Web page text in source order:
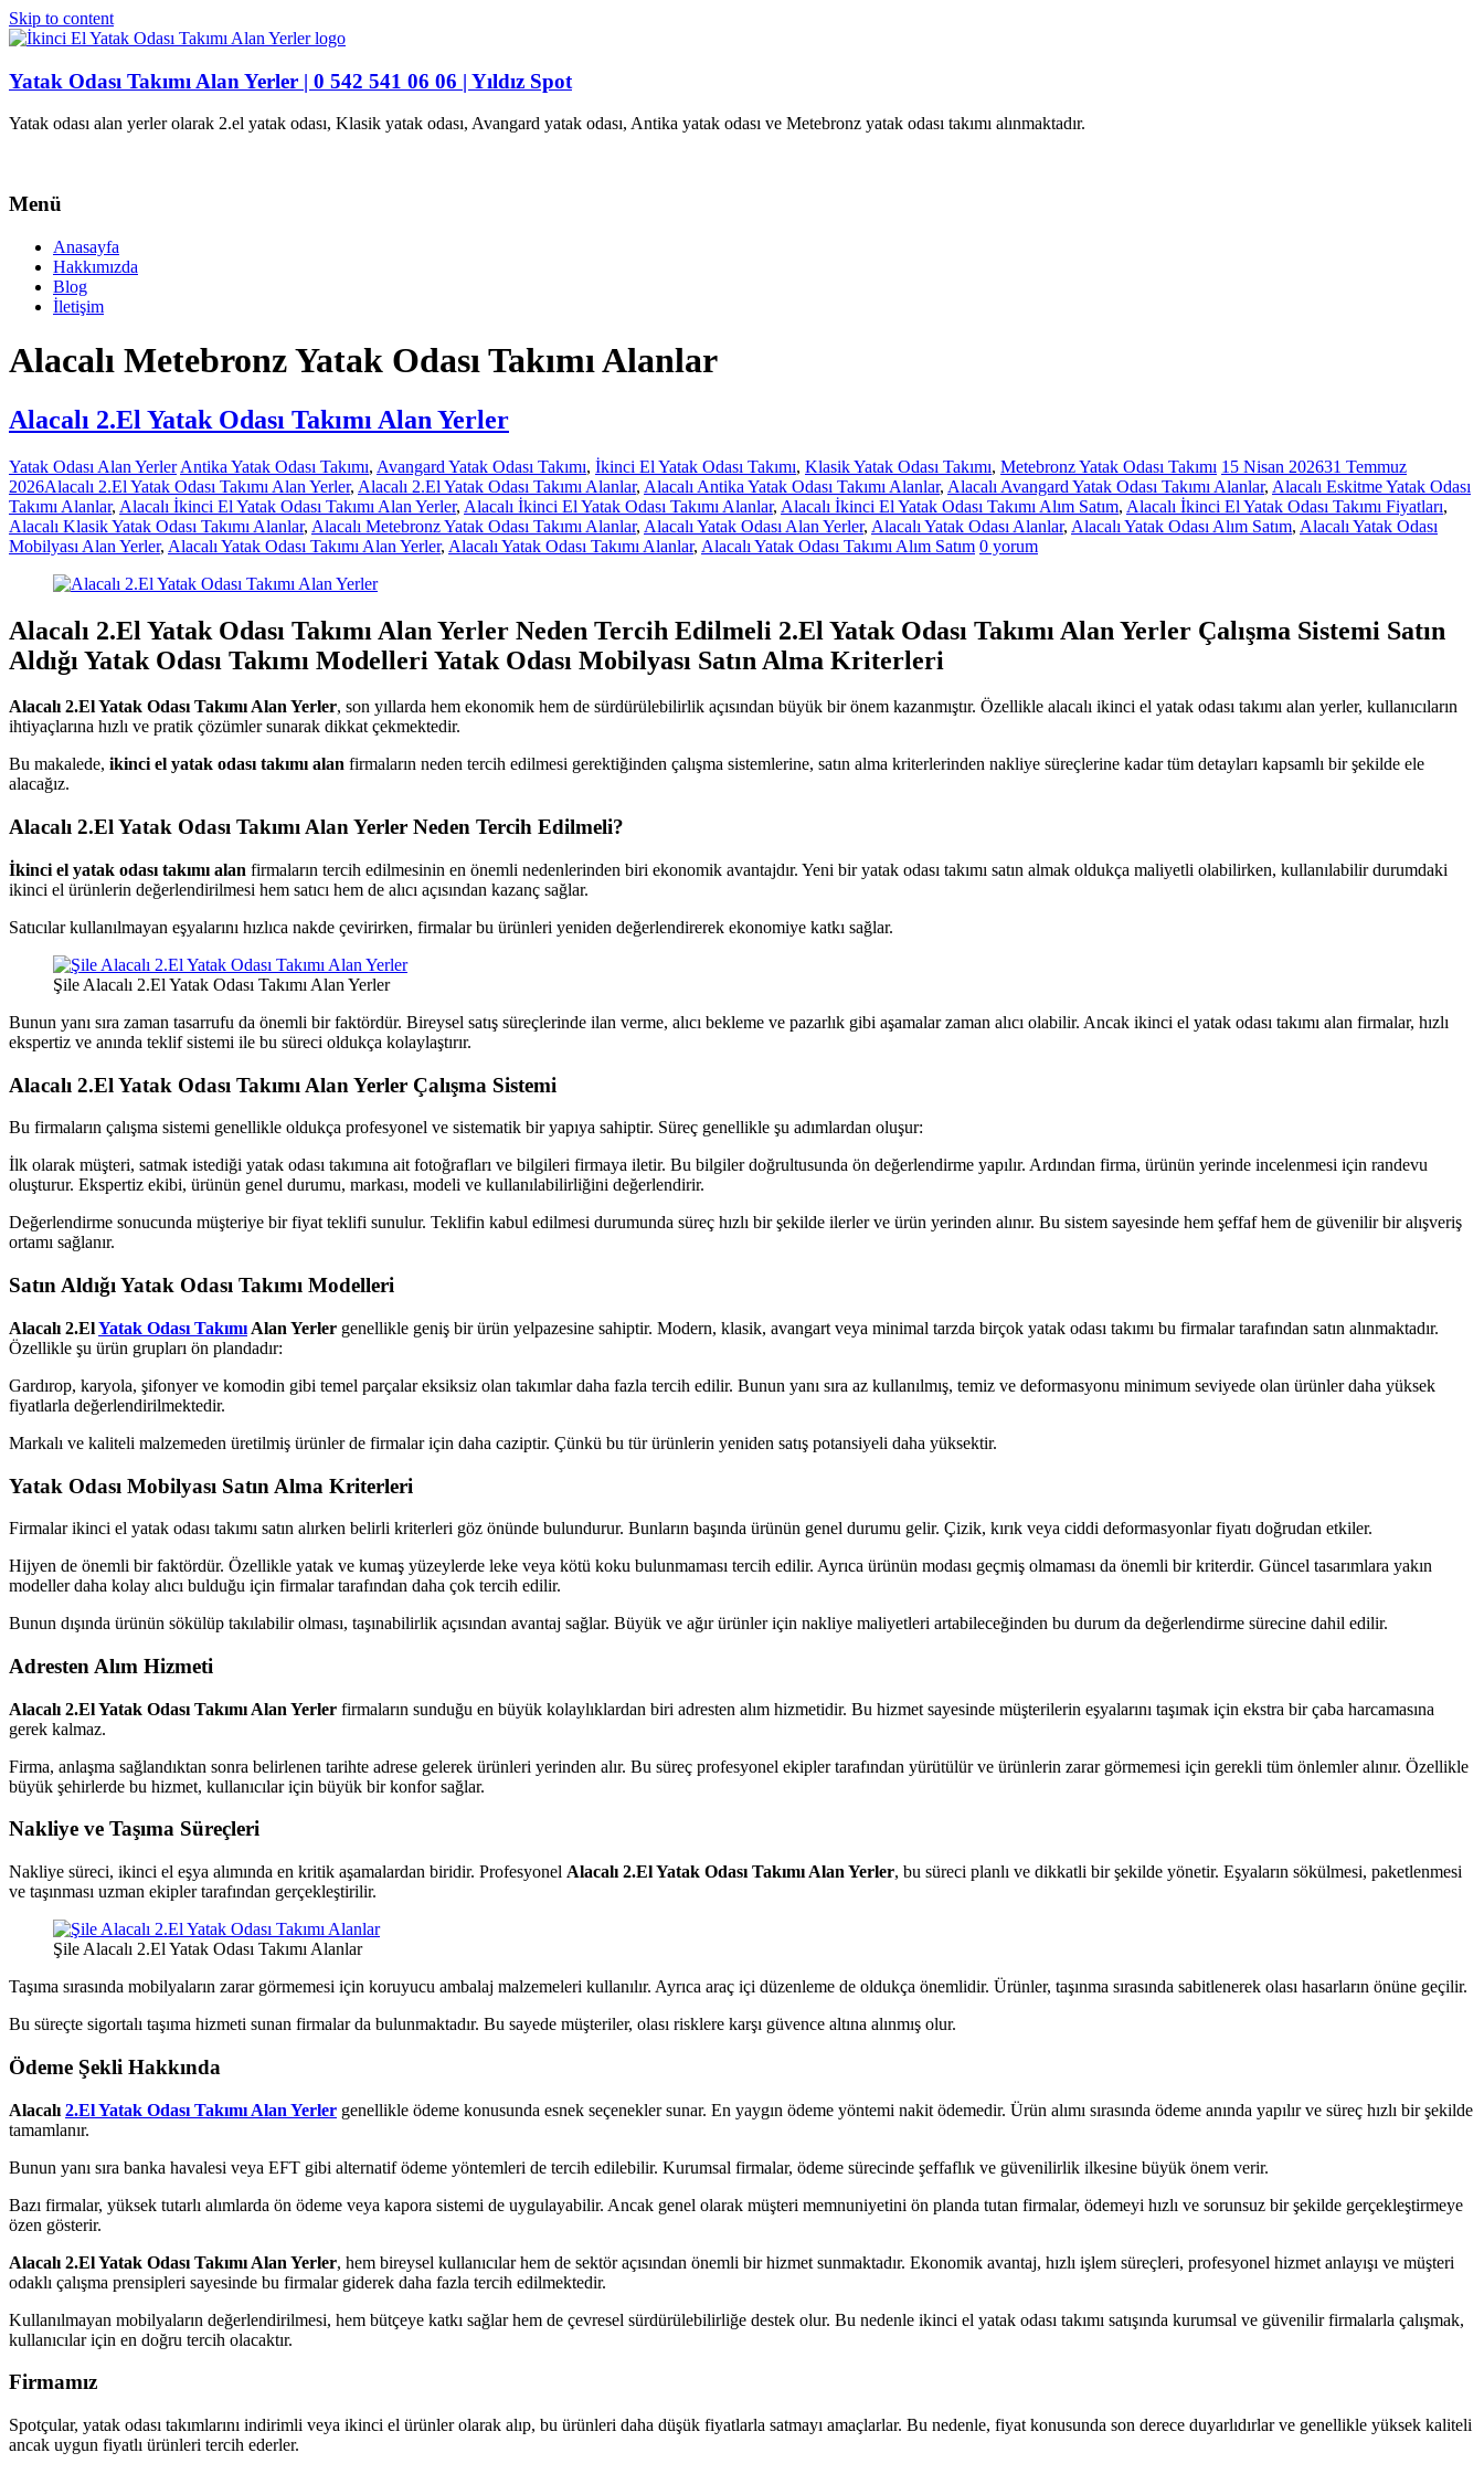
Skip to content
Yatak Odası Takımı Alan Yerler | 0 542 541 06 06 | Yıldız Spot
Yatak odası alan yerler olarak 2.el yatak odası, Klasik yatak odası, Avangard yatak odası, Antika yatak odası ve Metebronz yatak odası takımı alınmaktadır.
Menü
Anasayfa
Hakkımızda
Blog
İletişim
Alacalı Metebronz Yatak Odası Takımı Alanlar
Alacalı 2.El Yatak Odası Takımı Alan Yerler
Yatak Odası Alan Yerler Antika Yatak Odası Takımı, Avangard Yatak Odası Takımı, İkinci El Yatak Odası Takımı, Klasik Yatak Odası Takımı, Metebronz Yatak Odası Takımı 15 Nisan 202631 Temmuz
2026Alacalı 2.El Yatak Odası Takımı Alan Yerler, Alacalı 2.El Yatak Odası Takımı Alanlar, Alacalı Antika Yatak Odası Takımı Alanlar, Alacalı Avangard Yatak Odası Takımı Alanlar, Alacalı Eskitme Yatak Odası
Takımı Alanlar, Alacalı İkinci El Yatak Odası Takımı Alan Yerler, Alacalı İkinci El Yatak Odası Takımı Alanlar, Alacalı İkinci El Yatak Odası Takımı Alım Satım, Alacalı İkinci El Yatak Odası Takımı Fiyatları,
Alacalı Klasik Yatak Odası Takımı Alanlar, Alacalı Metebronz Yatak Odası Takımı Alanlar, Alacalı Yatak Odası Alan Yerler, Alacalı Yatak Odası Alanlar, Alacalı Yatak Odası Alım Satım, Alacalı Yatak Odası
Mobilyası Alan Yerler, Alacalı Yatak Odası Takımı Alan Yerler, Alacalı Yatak Odası Takımı Alanlar, Alacalı Yatak Odası Takımı Alım Satım 0 yorum
Alacalı 2.El Yatak Odası Takımı Alan Yerler Neden Tercih Edilmeli 2.El Yatak Odası Takımı Alan Yerler Çalışma Sistemi Satın
Aldığı Yatak Odası Takımı Modelleri Yatak Odası Mobilyası Satın Alma Kriterleri
Alacalı 2.El Yatak Odası Takımı Alan Yerler, son yıllarda hem ekonomik hem de sürdürülebilirlik açısından büyük bir önem kazanmıştır. Özellikle alacalı ikinci el yatak odası takımı alan yerler, kullanıcıların
ihtiyaçlarına hızlı ve pratik çözümler sunarak dikkat çekmektedir.
Bu makalede, ikinci el yatak odası takımı alan firmaların neden tercih edilmesi gerektiğinden çalışma sistemlerine, satın alma kriterlerinden nakliye süreçlerine kadar tüm detayları kapsamlı bir şekilde ele
alacağız.
Alacalı 2.El Yatak Odası Takımı Alan Yerler Neden Tercih Edilmeli?
İkinci el yatak odası takımı alan firmaların tercih edilmesinin en önemli nedenlerinden biri ekonomik avantajdır. Yeni bir yatak odası takımı satın almak oldukça maliyetli olabilirken, kullanılabilir durumdaki
ikinci el ürünlerin değerlendirilmesi hem satıcı hem de alıcı açısından kazanç sağlar.
Satıcılar kullanılmayan eşyalarını hızlıca nakde çevirirken, firmalar bu ürünleri yeniden değerlendirerek ekonomiye katkı sağlar.
Şile Alacalı 2.El Yatak Odası Takımı Alan Yerler
Bunun yanı sıra zaman tasarrufu da önemli bir faktördür. Bireysel satış süreçlerinde ilan verme, alıcı bekleme ve pazarlık gibi aşamalar zaman alıcı olabilir. Ancak ikinci el yatak odası takımı alan firmalar, hızlı
ekspertiz ve anında teklif sistemi ile bu süreci oldukça kolaylaştırır.
Alacalı 2.El Yatak Odası Takımı Alan Yerler Çalışma Sistemi
Bu firmaların çalışma sistemi genellikle oldukça profesyonel ve sistematik bir yapıya sahiptir. Süreç genellikle şu adımlardan oluşur:
İlk olarak müşteri, satmak istediği yatak odası takımına ait fotoğrafları ve bilgileri firmaya iletir. Bu bilgiler doğrultusunda ön değerlendirme yapılır. Ardından firma, ürünün yerinde incelenmesi için randevu
oluşturur. Ekspertiz ekibi, ürünün genel durumu, markası, modeli ve kullanılabilirliğini değerlendirir.
Değerlendirme sonucunda müşteriye bir fiyat teklifi sunulur. Teklifin kabul edilmesi durumunda süreç hızlı bir şekilde ilerler ve ürün yerinden alınır. Bu sistem sayesinde hem şeffaf hem de güvenilir bir alışveriş
ortamı sağlanır.
Satın Aldığı Yatak Odası Takımı Modelleri
Alacalı 2.ElYatak Odası Takımı Alan Yerler genellikle geniş bir ürün yelpazesine sahiptir. Modern, klasik, avangart veya minimal tarzda birçok yatak odası takımı bu firmalar tarafından satın alınmaktadır.
Özellikle şu ürün grupları ön plandadır:
Gardırop, karyola, şifonyer ve komodin gibi temel parçalar eksiksiz olan takımlar daha fazla tercih edilir. Bunun yanı sıra az kullanılmış, temiz ve deformasyonu minimum seviyede olan ürünler daha yüksek
fiyatlarla değerlendirilmektedir.
Markalı ve kaliteli malzemeden üretilmiş ürünler de firmalar için daha caziptir. Çünkü bu tür ürünlerin yeniden satış potansiyeli daha yüksektir.
Yatak Odası Mobilyası Satın Alma Kriterleri
Firmalar ikinci el yatak odası takımı satın alırken belirli kriterleri göz önünde bulundurur. Bunların başında ürünün genel durumu gelir. Çizik, kırık veya ciddi deformasyonlar fiyatı doğrudan etkiler.
Hijyen de önemli bir faktördür. Özellikle yatak ve kumaş yüzeylerde leke veya kötü koku bulunmaması tercih edilir. Ayrıca ürünün modası geçmiş olmaması da önemli bir kriterdir. Güncel tasarımlara yakın
modeller daha kolay alıcı bulduğu için firmalar tarafından daha çok tercih edilir.
Bunun dışında ürünün sökülüp takılabilir olması, taşınabilirlik açısından avantaj sağlar. Büyük ve ağır ürünler için nakliye maliyetleri artabileceğinden bu durum da değerlendirme sürecine dahil edilir.
Adresten Alım Hizmeti
Alacalı 2.El Yatak Odası Takımı Alan Yerler firmaların sunduğu en büyük kolaylıklardan biri adresten alım hizmetidir. Bu hizmet sayesinde müşterilerin eşyalarını taşımak için ekstra bir çaba harcamasına
gerek kalmaz.
Firma, anlaşma sağlandıktan sonra belirlenen tarihte adrese gelerek ürünleri yerinden alır. Bu süreç profesyonel ekipler tarafından yürütülür ve ürünlerin zarar görmemesi için gerekli tüm önlemler alınır. Özellikle
büyük şehirlerde bu hizmet, kullanıcılar için büyük bir konfor sağlar.
Nakliye ve Taşıma Süreçleri
Nakliye süreci, ikinci el eşya alımında en kritik aşamalardan biridir. Profesyonel Alacalı 2.El Yatak Odası Takımı Alan Yerler, bu süreci planlı ve dikkatli bir şekilde yönetir. Eşyaların sökülmesi, paketlenmesi
ve taşınması uzman ekipler tarafından gerçekleştirilir.
Şile Alacalı 2.El Yatak Odası Takımı Alanlar
Taşıma sırasında mobilyaların zarar görmemesi için koruyucu ambalaj malzemeleri kullanılır. Ayrıca araç içi düzenleme de oldukça önemlidir. Ürünler, taşınma sırasında sabitlenerek olası hasarların önüne geçilir.
Bu süreçte sigortalı taşıma hizmeti sunan firmalar da bulunmaktadır. Bu sayede müşteriler, olası risklere karşı güvence altına alınmış olur.
Ödeme Şekli Hakkında
Alacalı 2.El Yatak Odası Takımı Alan Yerler genellikle ödeme konusunda esnek seçenekler sunar. En yaygın ödeme yöntemi nakit ödemedir. Ürün alımı sırasında ödeme anında yapılır ve süreç hızlı bir şekilde
tamamlanır.
Bunun yanı sıra banka havalesi veya EFT gibi alternatif ödeme yöntemleri de tercih edilebilir. Kurumsal firmalar, ödeme sürecinde şeffaflık ve güvenilirlik ilkesine büyük önem verir.
Bazı firmalar, yüksek tutarlı alımlarda ön ödeme veya kapora sistemi de uygulayabilir. Ancak genel olarak müşteri memnuniyetini ön planda tutan firmalar, ödemeyi hızlı ve sorunsuz bir şekilde gerçekleştirmeye
özen gösterir.
Alacalı 2.El Yatak Odası Takımı Alan Yerler, hem bireysel kullanıcılar hem de sektör açısından önemli bir hizmet sunmaktadır. Ekonomik avantaj, hızlı işlem süreçleri, profesyonel hizmet anlayışı ve müşteri
odaklı çalışma prensipleri sayesinde bu firmalar giderek daha fazla tercih edilmektedir.
Kullanılmayan mobilyaların değerlendirilmesi, hem bütçeye katkı sağlar hem de çevresel sürdürülebilirliğe destek olur. Bu nedenle ikinci el yatak odası takımı satışında kurumsal ve güvenilir firmalarla çalışmak,
kullanıcılar için en doğru tercih olacaktır.
Firmamız
Spotçular, yatak odası takımlarını indirimli veya ikinci el ürünler olarak alıp, bu ürünleri daha düşük fiyatlarla satmayı amaçlarlar. Bu nedenle, fiyat konusunda son derece duyarlıdırlar ve genellikle yüksek kaliteli
ancak uygun fiyatlı ürünleri tercih ederler.